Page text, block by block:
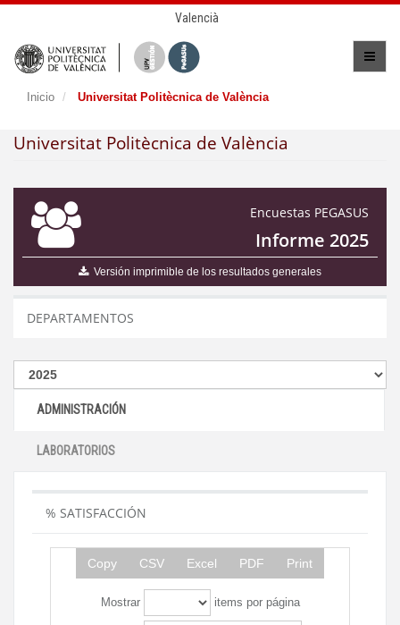
Valencià
Inicio Universitat Politècnica de València
Universitat Politècnica de València
Encuestas PEGASUS
Informe 2025
Versión imprimible de los resultados generales
DEPARTAMENTOS
ADMINISTRACIÓN
LABORATORIOS
% SATISFACCIÓN
Copy CSV Excel PDF Print
Mostrar items por página